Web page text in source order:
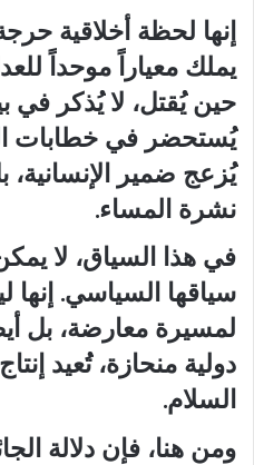
إنها لحظة أخلاقية
يملك معياراً موحداً
حين يُقتل، لا يُذكر في
يُستحضر في خطابات
يُزعج ضمير
نشرة المساء.
في هذا السياق، لا
سياقها السياسي.
لمسيرة معارضة، بل
دولية منحازة، تُعيد
السلام.
ومن هنا، فإن دلالة